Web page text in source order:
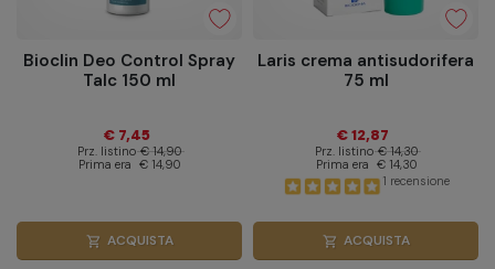
Bioclin Deo Control Spray
Talc 150 ml
€ 7,45
Prz. listino € 14,90
Prima era € 14,90
shopping_cart ACQUISTA
Laris crema antisudorifera
75 ml
€ 12,87
Prz. listino € 14,30
Prima era € 14,30
1 recensione
shopping_cart ACQUISTA